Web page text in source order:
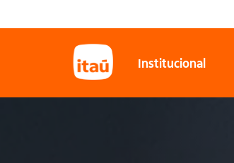
Institucional